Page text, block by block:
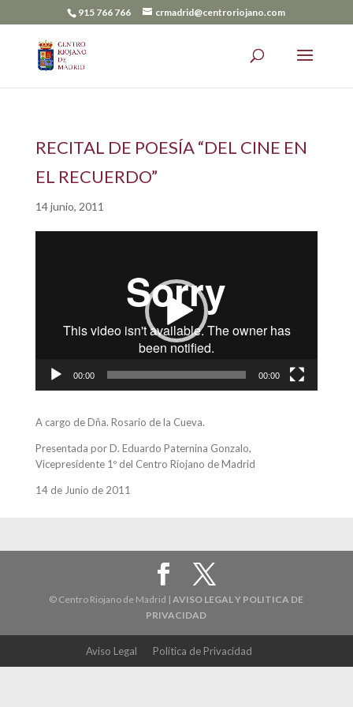
915 766 766 crmadrid@centroriojano.com
RECITAL DE POESÍA “DEL CINE EN
EL RECUERDO”
14 junio, 2011
00:00 00:00
A cargo de Dña. Rosario de la Cueva.
Presentada por D. Eduardo Paternina Gonzalo,
Vicepresidente 1º del Centro Riojano de Madrid
14 de Junio de 2011
© Centro Riojano de Madrid |AVISO LEGAL Y POLITICA DE
PRIVACIDAD
Aviso Legal Política de Privacidad